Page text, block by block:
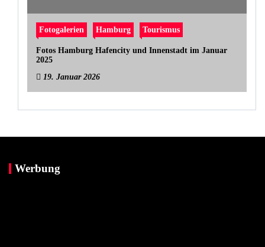
Fotogalerien Hamburg Tourismus
Fotos Hamburg Hafencity und Innenstadt im Januar
2025
19. Januar 2026
Werbung